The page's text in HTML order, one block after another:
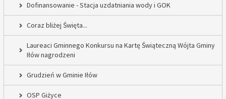
Dofinansowanie - Stacja uzdatniania wody i GOK
Coraz bliżej Święta...
Laureaci Gminnego Konkursu na Kartę Świąteczną Wójta Gminy
Iłów nagrodzeni
Grudzień w Gminie Iłów
OSP Giżyce